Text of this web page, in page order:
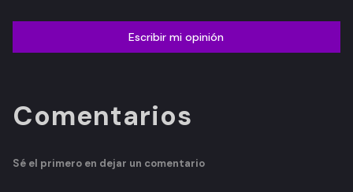
Escribir mi opinión
Comentarios
Sé el primero en dejar un comentario